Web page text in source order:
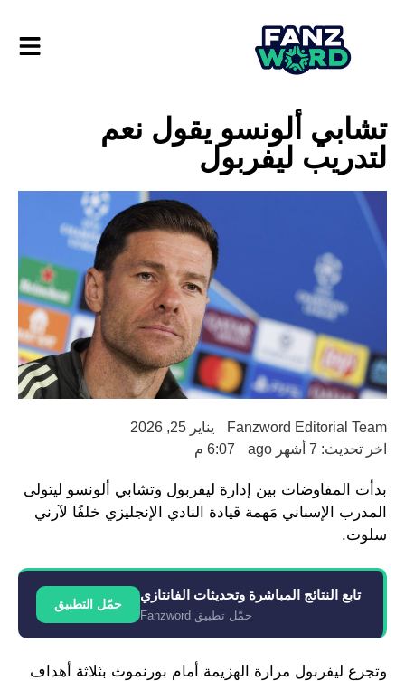
تشابي ألونسو يقول نعم
لتدريب ليفربول
Fanzword Editorial Team
يناير 25, 2026
اخر تحديث: 7 أشهر ago
6:07 م
بدأت المفاوضات بين إدارة ليفربول وتشابي ألونسو ليتولى
المدرب الإسباني مَهمة قيادة النادي الإنجليزي خلفًا لآرني
سلوت.
تابع النتائج المباشرة وتحديثات الفانتازي
حمّل تطبيق Fanzword
حمّل التطبيق
وتجرع ليفربول مرارة الهزيمة أمام بورنموث بثلاثة أهداف